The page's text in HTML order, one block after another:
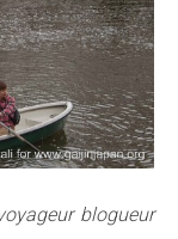
blogueur